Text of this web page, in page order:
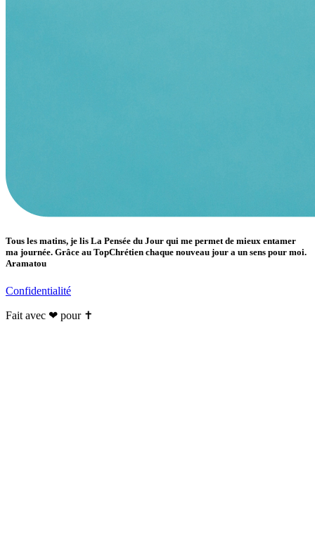
Tous les matins, je lis La Pensée du Jour qui me permet de mieux entamer
ma journée. Grâce au TopChrétien chaque nouveau jour a un sens pour moi.
Aramatou
Confidentialité
Fait avec ❤ pour ✝️️